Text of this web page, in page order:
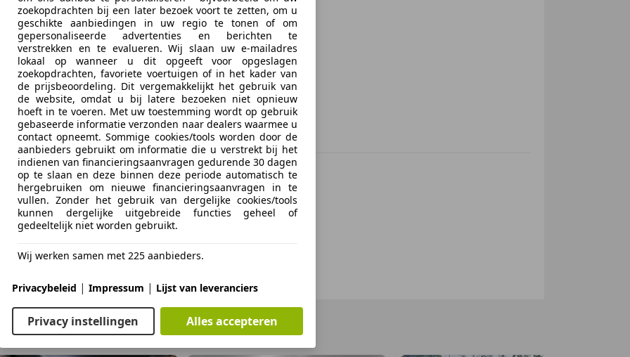
Motorverzekering
Bereken je premie
Kenteken
Bereken
nu
Something went wrong
We're sorry, but something unexpected happened.
Please try again or refresh the page.
zoekopdrachten bij een later bezoek voort te zetten, om u
geschikte aanbiedingen in uw regio te tonen of om
gepersonaliseerde advertenties en berichten te
verstrekken en te evalueren. Wij slaan uw e-mailadres
lokaal op wanneer u dit opgeeft voor opgeslagen
zoekopdrachten, favoriete voertuigen of in het kader van
de prijsbeoordeling. Dit vergemakkelijkt het gebruik van
de website, omdat u bij latere bezoeken niet opnieuw
hoeft in te voeren. Met uw toestemming wordt op gebruik
gebaseerde informatie verzonden naar dealers waarmee u
contact opneemt. Sommige cookies/tools worden door de
aanbieders gebruikt om informatie die u verstrekt bij het
indienen van financieringsaanvragen gedurende 30 dagen
op te slaan en deze binnen deze periode automatisch te
hergebruiken om nieuwe financieringsaanvragen in te
vullen. Zonder het gebruik van dergelijke cookies/tools
kunnen dergelijke uitgebreide functies geheel of
gedeeltelijk niet worden gebruikt.
Wij werken samen met 225 aanbieders.
Privacybeleid | Impressum | Lijst van leveranciers
Privacy instellingen Alles accepteren